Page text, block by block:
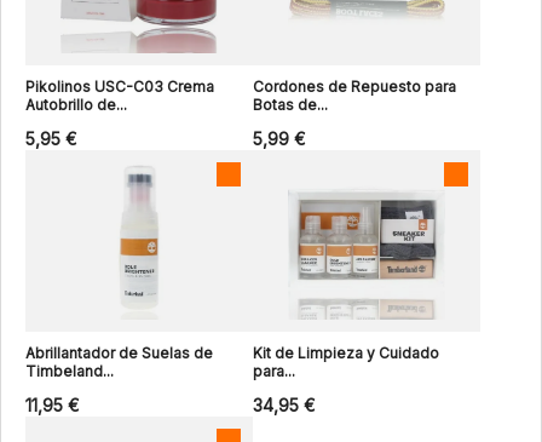
Pikolinos USC-C03 Crema
Autobrillo de...
5,95 €
Cordones de Repuesto para
Botas de...
5,99 €
Abrillantador de Suelas de
Timbeland...
11,95 €
Kit de Limpieza y Cuidado
para...
34,95 €